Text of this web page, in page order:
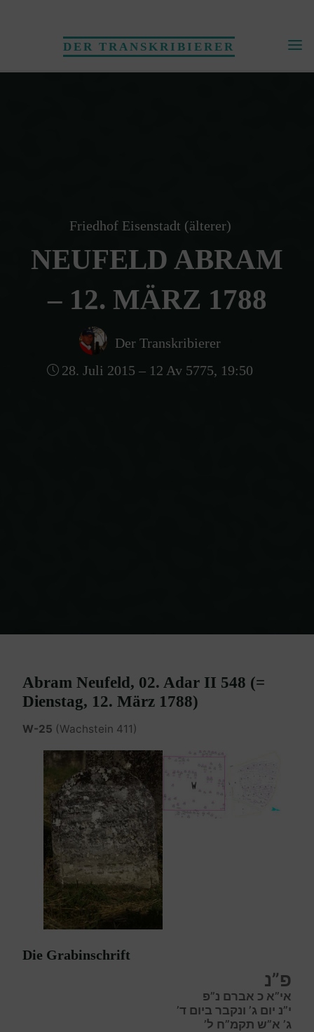
DER TRANSKRIBIERER
Friedhof Eisenstadt (älterer)
NEUFELD ABRAM
– 12. MÄRZ 1788
Der Transkribierer
28. Juli 2015 – 12 Av 5775, 19:50
Abram Neufeld, 02. Adar II 548 (=
Dienstag, 12. März 1788)
W-25 (Wachstein 411)
Die Grabinschrift
פ”נ
אי”א כ אברם נ”פ
י”נ יום ג’ ונקבר ביום ד’
ג’ א”ש תקמ”ח ל’